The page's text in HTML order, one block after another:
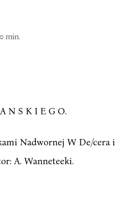
min.
N S K I E G O.
Nadwornej W De/cera i
A. Wanneteeki.